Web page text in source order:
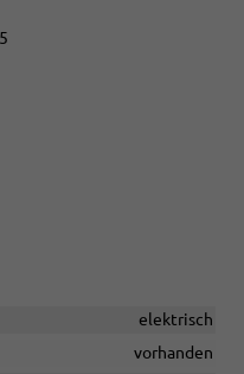
elektrisch
vorhanden